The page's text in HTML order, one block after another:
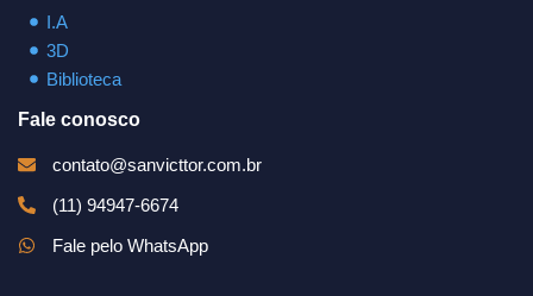
I.A
3D
Biblioteca
Fale conosco
contato@sanvicttor.com.br
(11) 94947-6674
Fale pelo WhatsApp